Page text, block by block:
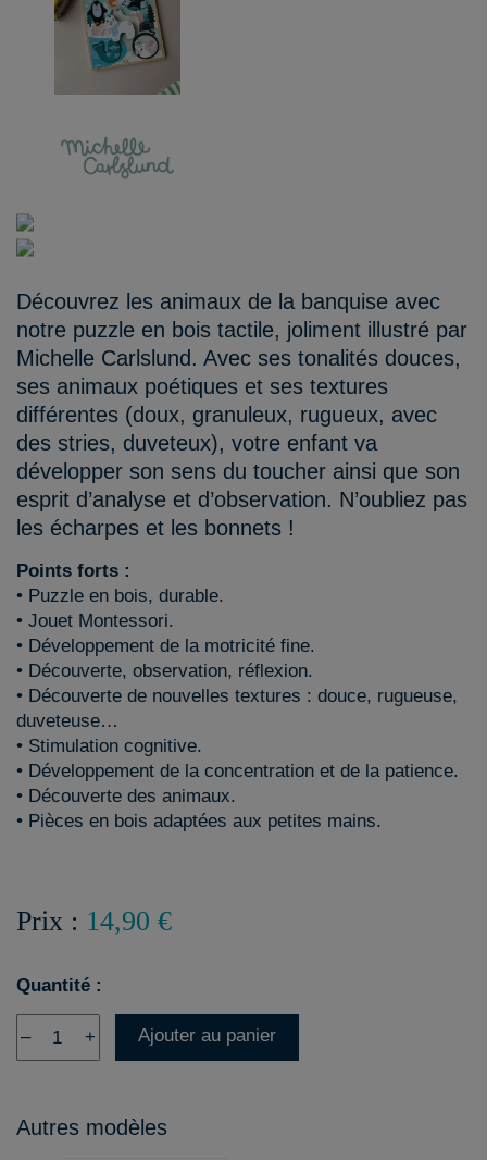
Découvrez les animaux de la banquise avec
notre puzzle en bois tactile, joliment illustré par
Michelle Carlslund. Avec ses tonalités douces,
ses animaux poétiques et ses textures
différentes (doux, granuleux, rugueux, avec
des stries, duveteux), votre enfant va
développer son sens du toucher ainsi que son
esprit d’analyse et d’observation. N’oubliez pas
les écharpes et les bonnets !
Points forts :
• Puzzle en bois, durable.
• Jouet Montessori.
• Développement de la motricité fine.
• Découverte, observation, réflexion.
• Découverte de nouvelles textures : douce, rugueuse,
duveteuse…
• Stimulation cognitive.
• Développement de la concentration et de la patience.
• Découverte des animaux.
• Pièces en bois adaptées aux petites mains.
Prix : 14,90 €
Quantité :
– + Ajouter au panier
Autres modèles